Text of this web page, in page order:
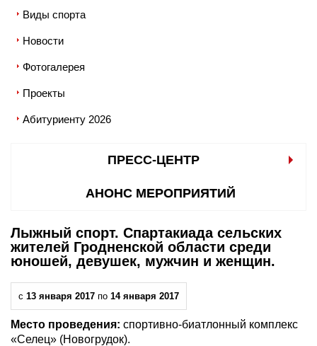
Виды спорта
Новости
Фотогалерея
Проекты
Абитуриенту 2026
ПРЕСС-ЦЕНТР
АНОНС МЕРОПРИЯТИЙ
Лыжный спорт. Спартакиада сельских
жителей Гродненской области среди
юношей, девушек, мужчин и женщин.
с 13 января 2017 по 14 января 2017
Место проведения: спортивно-биатлонный комплекс
«Селец» (Новогрудок).